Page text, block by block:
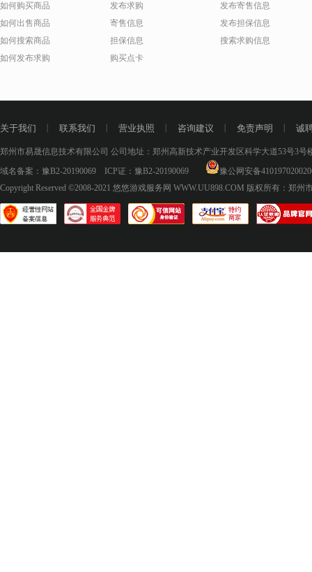
如何购买商品
如何出售商品
如何搜索商品
如何发布求购
发布求购
寄售信息
担保信息
购买点卡
发布寄售信息
发布担保信息
搜索求购信息
关于我们 联系我们 营业执照 咨询建议 免责声明 诚
郑州市易晟信息技术有限公司 公司地址：郑州高新技术产业开发区科学大道53号3号
域名备案： 豫B2-20190069 ICP证： 豫B2-20190069
豫公网安备
Copyright Reserved ©2008-2021 悠悠游戏服务网 WWW.UU898.COM 版权所有：郑州